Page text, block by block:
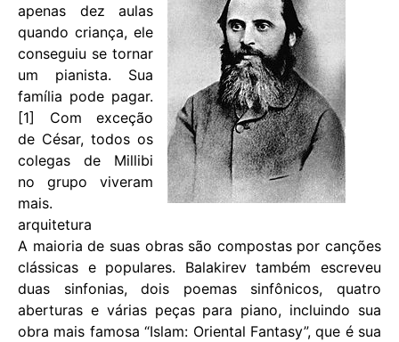
apenas dez aulas
quando criança, ele
conseguiu se tornar
um pianista. Sua
família pode pagar.
[1] Com exceção
de César, todos os
colegas de Millibi
no grupo viveram
mais.
arquitetura
A maioria de suas obras são compostas por canções
clássicas e populares. Balakirev também escreveu
duas sinfonias, dois poemas sinfônicos, quatro
aberturas e várias peças para piano, incluindo sua
obra mais famosa “Islam: Oriental Fantasy”, que é sua